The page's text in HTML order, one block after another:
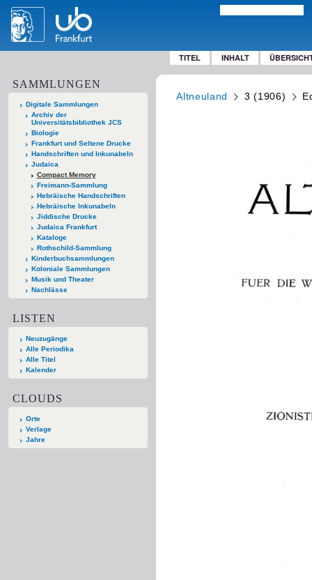
TITEL INHALT
SAMMLUNGEN
Digitale Sammlungen
Archiv der
Universitätsbibliothek JCS
Biologie
Frankfurt und Seltene Drucke
Handschriften und Inkunabeln
Judaica
Compact Memory
Freimann-Sammlung
Hebräische Handschriften
Hebräische Inkunabeln
Jiddische Drucke
Judaica Frankfurt
Kataloge
Rothschild-Sammlung
Kinderbuchsammlungen
Koloniale Sammlungen
Musik und Theater
Nachlässe
LISTEN
Neuzugänge
Alle Periodika
Alle Titel
Kalender
CLOUDS
Orte
Verlage
Jahre
Altneuland 3 (1906)